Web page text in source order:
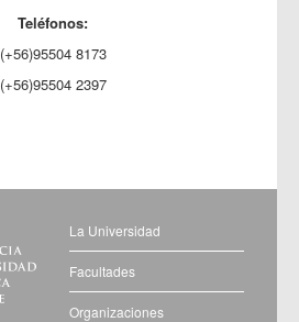
Teléfonos:
(+56)95504 8173
(+56)95504 2397
La Universidad
Facultades
Organizaciones